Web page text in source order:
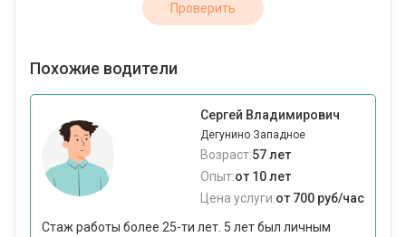
Проверить
Похожие водители
Сергей Владимирович
Дегунино Западное
Возраст:57 лет
Опыт:от 10 лет
Цена услуги:от 700 руб/час
Стаж работы более 25-ти лет. 5 лет был личным